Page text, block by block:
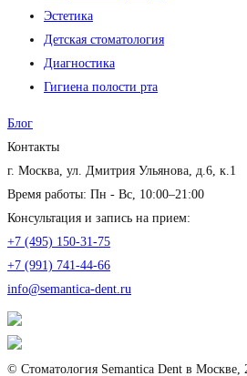
Эстетика
Детская стоматология
Диагностика
Гигиена полости рта
Блог
Контакты
г. Москва, ул. Дмитрия Ульянова, д.6, к.1
Время работы: Пн - Вс, 10:00–21:00
Консультация и запись на прием:
+7 (495) 150-31-75
+7 (991) 741-44-66
info@semantica-dent.ru
© Стоматология Semantica Dent в Москве,